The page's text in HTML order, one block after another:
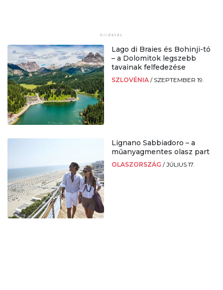
Lago di Braies és Bohinji-tó
– a Dolomitok legszebb
tavainak felfedezése
SZLOVÉNIA / SZEPTEMBER 19.
Lignano Sabbiadoro – a
műanyagmentes olasz part
OLASZORSZÁG /JÚLIUS 17.